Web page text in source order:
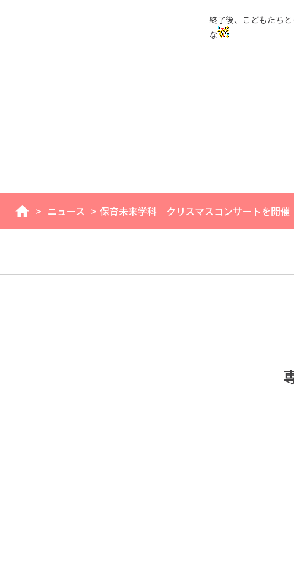
終了後、こどもたち
な
home
> ニュース > 保育未来学科 クリスマスコンサートを開催